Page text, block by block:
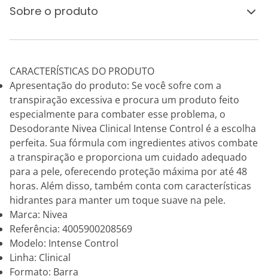
Sobre o produto
CARACTERÍSTICAS DO PRODUTO
Apresentação do produto: Se você sofre com a
transpiração excessiva e procura um produto feito
especialmente para combater esse problema, o
Desodorante Nivea Clinical Intense Control é a escolha
perfeita. Sua fórmula com ingredientes ativos combate
a transpiração e proporciona um cuidado adequado
para a pele, oferecendo proteção máxima por até 48
horas. Além disso, também conta com características
hidrantes para manter um toque suave na pele.
Marca: Nivea
Referência: 4005900208569
Modelo: Intense Control
Linha: Clinical
Formato: Barra